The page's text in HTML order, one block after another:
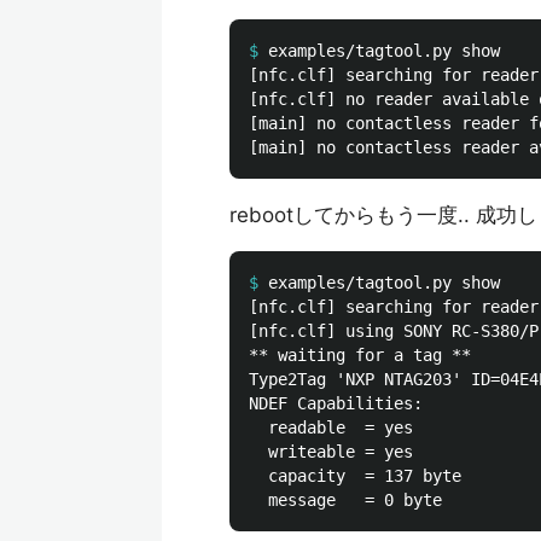
$
[nfc.clf] searching for reader
[nfc.clf] no reader available
[main] no contactless reader
rebootしてからもう一度.. 成功
$
[nfc.clf] searching for reader
[nfc.clf] using SONY RC-S380/
** waiting for a tag **
Type2Tag 'NXP NTAG203'
NDEF Capabilities:
  readable  = yes
  writeable = yes
  capacity  = 137 byte